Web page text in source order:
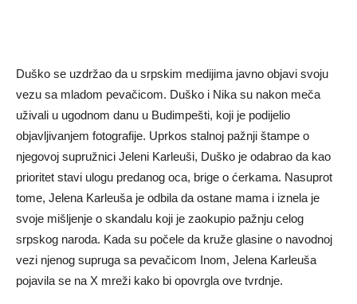
Duško se uzdržao da u srpskim medijima javno objavi svoju
vezu sa mladom pevačicom. Duško i Nika su nakon meča
uživali u ugodnom danu u Budimpešti, koji je podijelio
objavljivanjem fotografije. Uprkos stalnoj pažnji štampe o
njegovoj supružnici Jeleni Karleuši, Duško je odabrao da kao
prioritet stavi ulogu predanog oca, brige o ćerkama. Nasuprot
tome, Jelena Karleuša je odbila da ostane mama i iznela je
svoje mišljenje o skandalu koji je zaokupio pažnju celog
srpskog naroda. Kada su počele da kruže glasine o navodnoj
vezi njenog supruga sa pevačicom Inom, Jelena Karleuša
pojavila se na X mreži kako bi opovrgla ove tvrdnje.